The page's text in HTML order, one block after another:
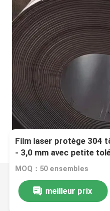
Film laser protège 304
- 3,0 mm avec petite
inoxydable laminée à
MOQ：50 ensembles
meilleur prix